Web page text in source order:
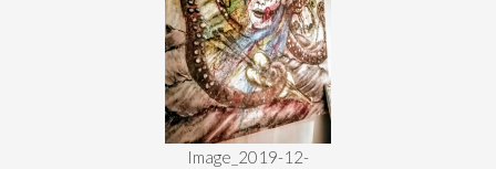
Image_2019-12-